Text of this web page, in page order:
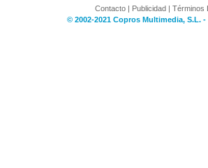
Contacto | Publicidad | Términos
© 2002-2021 Copros Multimedia, S.L.